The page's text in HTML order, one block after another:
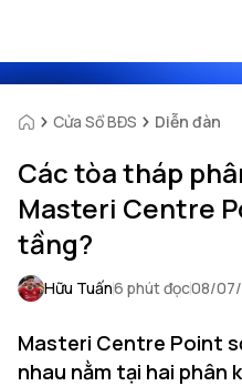
Cửa Sổ BĐS Diễn đàn
Các tòa tháp
Masteri Centre
tầng?
Hữu Tuấn6 phút đọc08/
Masteri Centre Point
nhau nằm tại hai phân